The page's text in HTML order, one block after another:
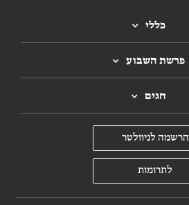
כללי
פרשת השבוע
חגים
הרשמה לניוזלטר
לתרומות